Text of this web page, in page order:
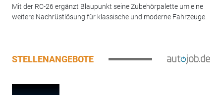
Mit der RC-26 ergänzt Blaupunkt seine Zubehörpalette um eine
weitere Nachrüstlösung für klassische und moderne Fahrzeuge.
STELLENANGEBOTE